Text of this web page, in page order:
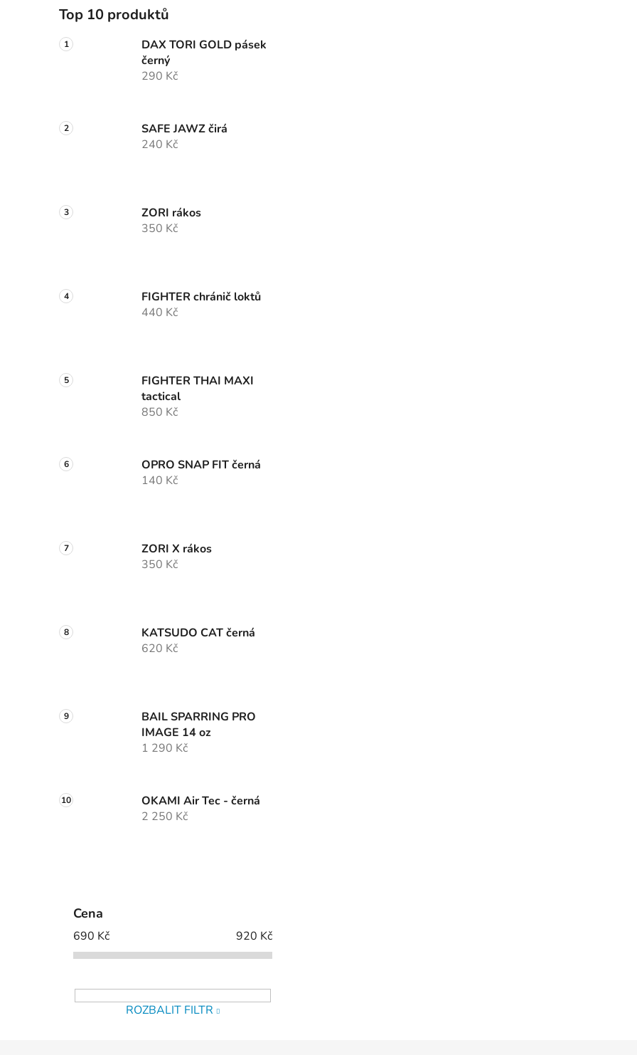
Top 10 produktů
DAX TORI GOLD pásek
černý
290 Kč
SAFE JAWZ čirá
240 Kč
ZORI rákos
350 Kč
FIGHTER chránič loktů
440 Kč
FIGHTER THAI MAXI
tactical
850 Kč
OPRO SNAP FIT černá
140 Kč
ZORI X rákos
350 Kč
KATSUDO CAT černá
620 Kč
BAIL SPARRING PRO
IMAGE 14 oz
1 290 Kč
OKAMI Air Tec - černá
2 250 Kč
Cena
690 Kč 920 Kč
ROZBALIT FILTR